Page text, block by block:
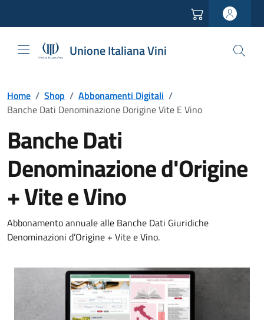
Unione Italiana Vini
Home / Shop / Abbonamenti Digitali /
Banche Dati Denominazione Dorigine Vite E Vino
Banche Dati
Denominazione d'Origine
+ Vite e Vino
Abbonamento annuale alle Banche Dati Giuridiche
Denominazioni d’Origine + Vite e Vino.